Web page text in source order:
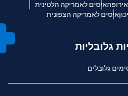
איסים לאמריקה הלטינית
איסים לאמריקה הצפונית
גלובליות
גלובלים